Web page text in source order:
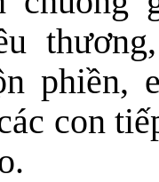
con